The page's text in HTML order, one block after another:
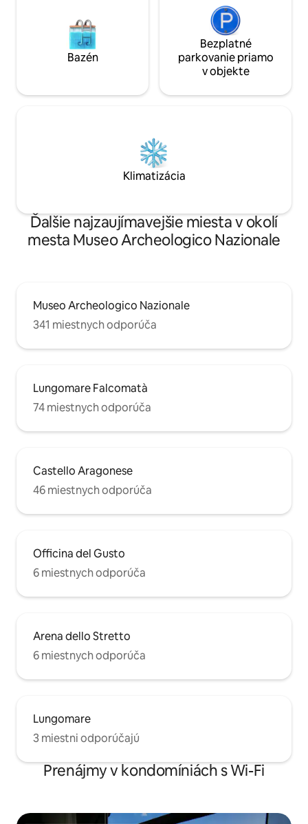
Bazén
Bezplatné
parkovanie priamo
v objekte
Klimatizácia
Ďalšie najzaujímavejšie miesta v okolí
mesta Museo Archeologico Nazionale
Museo Archeologico Nazionale
341 miestnych odporúča
Lungomare Falcomatà
74 miestnych odporúča
Castello Aragonese
46 miestnych odporúča
Officina del Gusto
6 miestnych odporúča
Arena dello Stretto
6 miestnych odporúča
Lungomare
3 miestni odporúčajú
Prenájmy v kondomíniách s Wi-Fi